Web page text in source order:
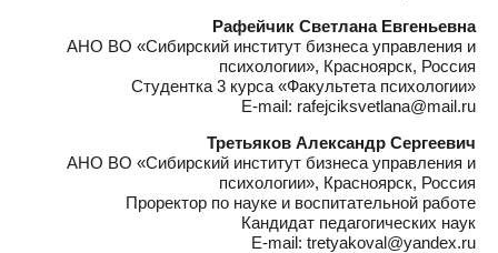
Рафейчик Светлана Евгеньевна
АНО ВО «Сибирский институт бизнеса управления и
психологии», Красноярск, Россия
Студентка 3 курса «Факультета психологии»
E-mail: rafejciksvetlana@mail.ru
Третьяков Александр Сергеевич
АНО ВО «Сибирский институт бизнеса управления и
психологии», Красноярск, Россия
Проректор по науке и воспитательной работе
Кандидат педагогических наук
E-mail: tretyakoval@yandex.ru